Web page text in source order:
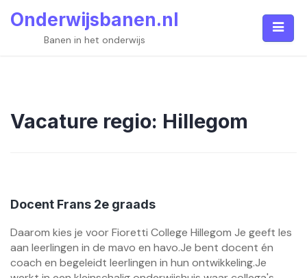
Onderwijsbanen.nl
Banen in het onderwijs
Vacature regio: Hillegom
Docent Frans 2e graads
Daarom kies je voor Fioretti College Hillegom Je geeft les
aan leerlingen in de mavo en havo.Je bent docent én
coach en begeleidt leerlingen in hun ontwikkeling.Je